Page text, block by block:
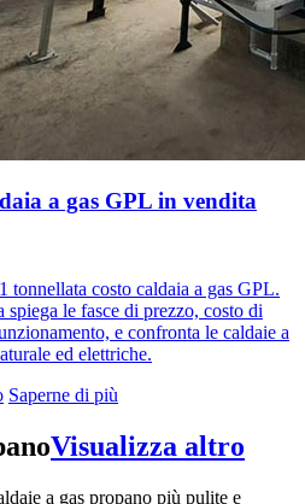
a gas GPL in vendita
tonnellata costo caldaia a gas GPL.
spiega le fasce di prezzo, costo di
e confronta le caldaie a
ed elettriche.
Saperne di più
Visualizza altro
a gas propano più pulite e